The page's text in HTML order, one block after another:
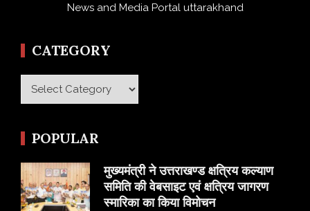
News and Media Portal uttarakhand
CATEGORY
Category
POPULAR
मुख्यमंत्री ने उत्तराखण्ड क्षत्रिय कल्याण
समिति की वेबसाइट एवं क्षत्रिय जागरण
स्मारिका का किया विमोचन